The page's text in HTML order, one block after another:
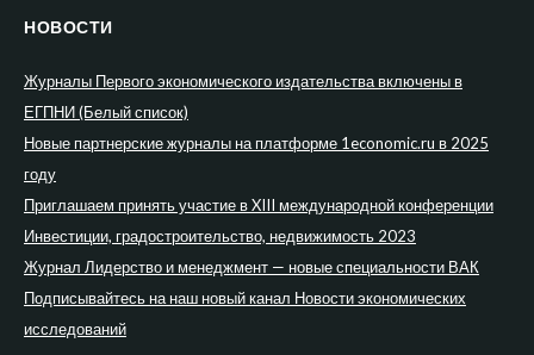
НОВОСТИ
Журналы Первого экономического издательства включены в
ЕГПНИ (Белый список)
Новые партнерские журналы на платформе 1economic.ru в 2025
году
Приглашаем принять участие в XIII международной конференции
Инвестиции, градостроительство, недвижимость 2023
Журнал Лидерство и менеджмент — новые специальности ВАК
Подписывайтесь на наш новый канал Новости экономических
исследований